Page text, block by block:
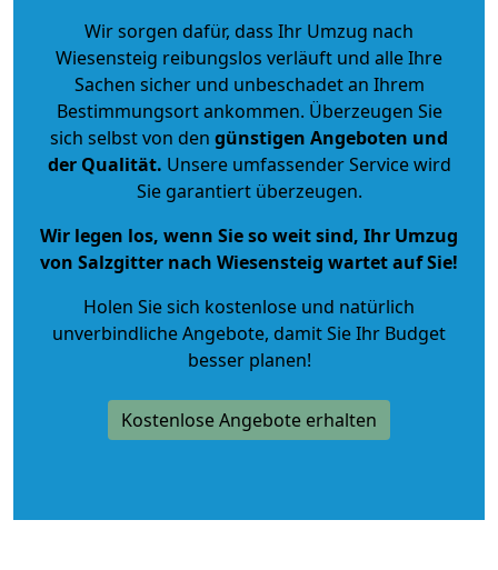
Wir sorgen dafür, dass Ihr Umzug nach
Wiesensteig reibungslos verläuft und alle Ihre
Sachen sicher und unbeschadet an Ihrem
Bestimmungsort ankommen. Überzeugen Sie
sich selbst von den günstigen Angeboten und
der Qualität. Unsere umfassender Service wird
Sie garantiert überzeugen.
Wir legen los, wenn Sie so weit sind, Ihr Umzug
von Salzgitter nach Wiesensteig wartet auf Sie!
Holen Sie sich kostenlose und natürlich
unverbindliche Angebote, damit Sie Ihr Budget
besser planen!
Kostenlose Angebote erhalten